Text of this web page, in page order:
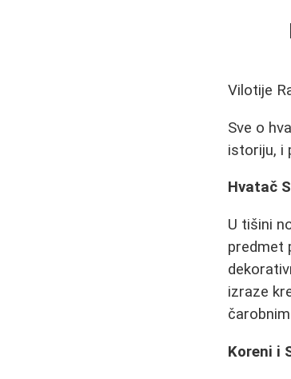
Vilotije
Sve o
istoriju, i
Hvatač
U tišini
predmet
izraze
Koreni i